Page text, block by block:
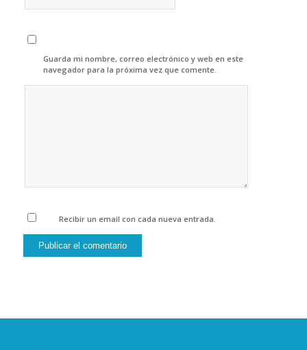
Guarda mi nombre, correo electrónico y web en este
navegador para la próxima vez que comente.
Recibir un email con cada nueva entrada.